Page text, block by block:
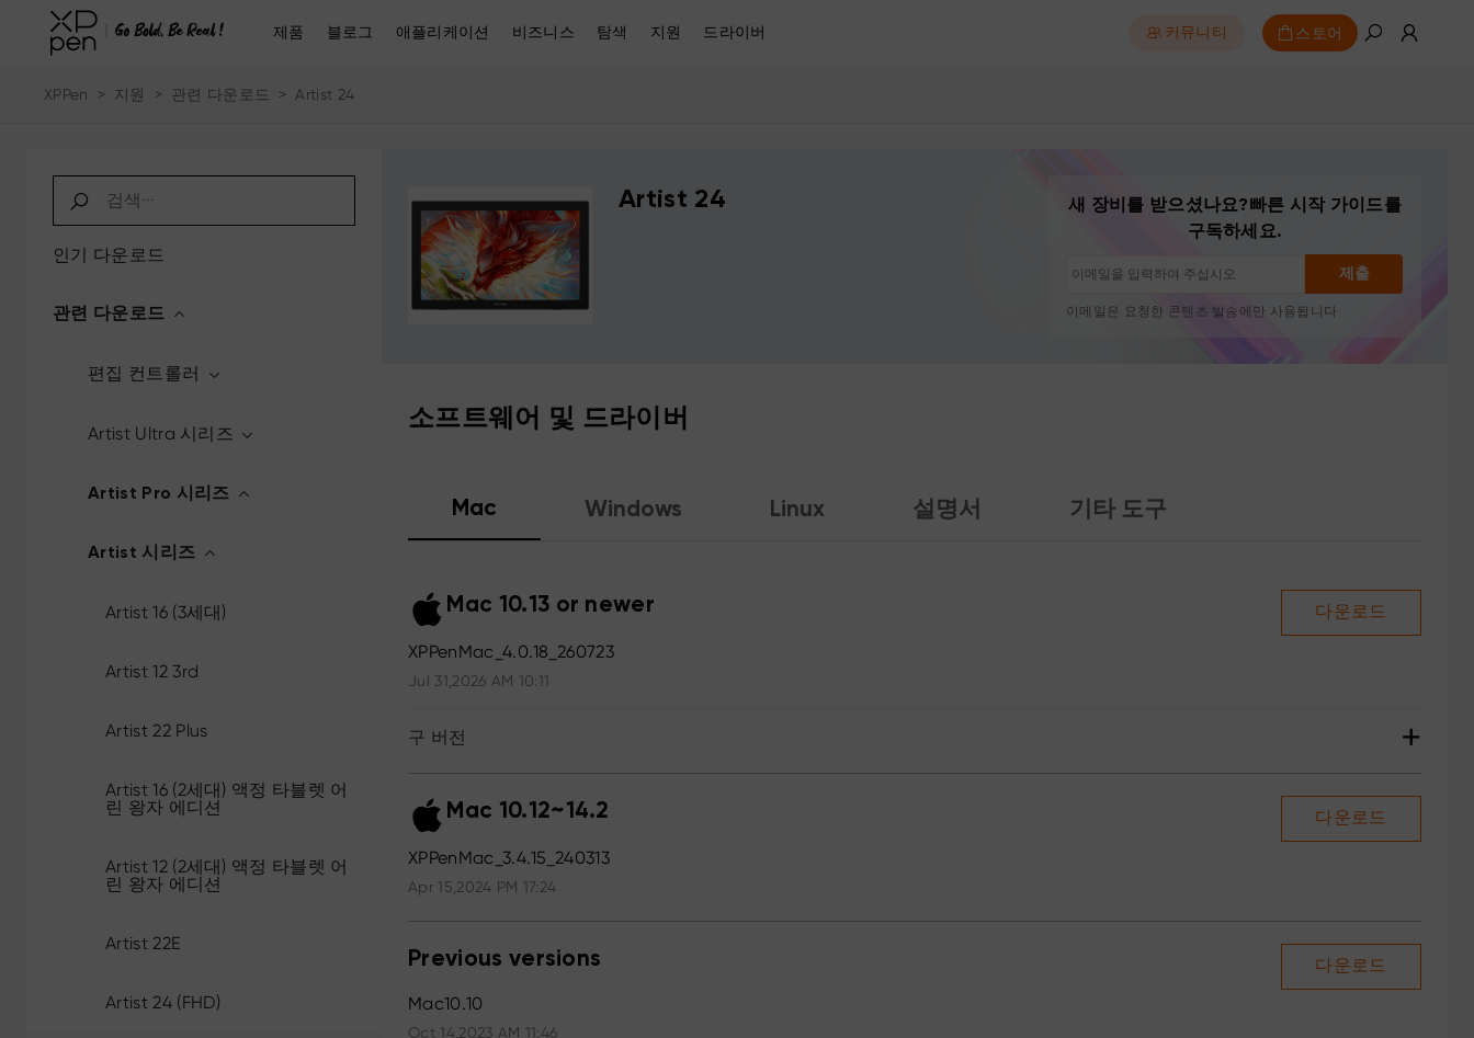
제품 블로그 애플리케이션 비즈니스 탐색 지원 드라이버 커뮤니티 스토어
XPPen > 지원 > 관련 다운로드 > Artist 24
인기 다운로드
관련 다운로드
편집 컨트롤러
Artist Ultra 시리즈
Artist Pro 시리즈
Artist 시리즈
Artist 16 (3세대)
Artist 12 3rd
Artist 22 Plus
Artist 16 (2세대) 액정 타블렛 어
린 왕자 에디션
Artist 12 (2세대) 액정 타블렛 어
린 왕자 에디션
Artist 22E
Artist 24 (FHD)
Artist 24
새 장비를 받으셨나요?빠른 시작 가이드를
구독하세요.
제출
팁 및 문제 해결
신제품 출시 및 특별 혜택
월 1~2회, 스팸 없음
이메일은 요청한 콘텐츠 발송에만 사용됩니다
소프트웨어 및 드라이버
Mac Windows Linux 설명서 기타 도구
Mac 10.13 or newer
XPPenMac_4.0.18_260723
Jul 31,2026 AM 10:11
다운로드
구 버전 +
Mac 10.12~14.2
XPPenMac_3.4.15_240313
Apr 15,2024 PM 17:24
다운로드
Previous versions
Mac10.10
Oct 14,2023 AM 11:46
다운로드